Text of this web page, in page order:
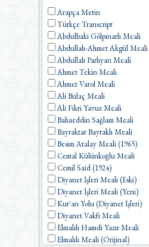
Arapça Metin
Türkçe Transcript
Abdulbaki Gölpınarlı Meali
Abdullah-Ahmet Akgül Meali
Abdullah Parlıyan Meali
Ahmet Tekin Meali
Ahmet Varol Meali
Ali Bulaç Meali
Ali Fikri Yavuz Meali
Bahaeddin Sağlam Meali
Bayraktar Bayraklı Meali
Besim Atalay Meali (1965)
Cemal Külünkoğlu Meali
Cemil Said (1924)
Diyanet İşleri Meali (Eski)
Diyanet İşleri Meali (Yeni)
Kur'an Yolu (Diyanet İşleri)
Diyanet Vakfı Meali
Elmalılı Hamdi Yazır Meali
Elmalılı Meali (Orijinal)